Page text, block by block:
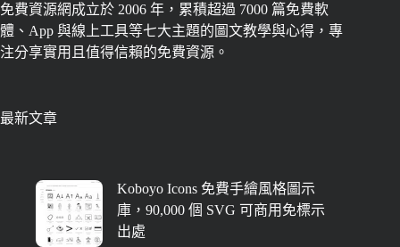
免費資源網成立於 2006 年，累積超過 7000 篇免費軟
體、App 與線上工具等七大主題的圖文教學與心得，專
注分享實用且值得信賴的免費資源。
最新文章
Koboyo Icons 免費手繪風格圖示
庫，90,000 個 SVG 可商用免標示
出處